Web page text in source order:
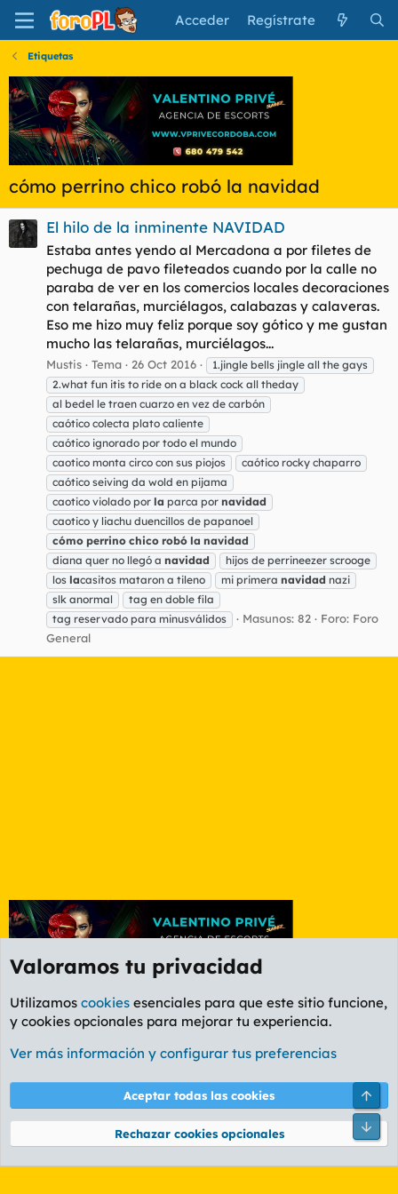
Acceder Regístrate
Etiquetas
cómo perrino chico robó la navidad
El hilo de la inminente NAVIDAD
Estaba antes yendo al Mercadona a por filetes de
pechuga de pavo fileteados cuando por la calle no
paraba de ver en los comercios locales decoraciones
con telarañas, murciélagos, calabazas y calaveras.
Eso me hizo muy feliz porque soy gótico y me gustan
mucho las telarañas, murciélagos...
Mustis Tema 26 Oct 2016
1.jingle bells jingle all the gays
2.what fun itis to ride on a black cock all theday
al bedel le traen cuarzo en vez de carbón
caótico colecta plato caliente
caótico ignorado por todo el mundo
caotico monta circo con sus piojos
caótico rocky chaparro
caótico seiving da wold en pijama
caotico violado por la parca por navidad
caotico y liachu duencillos de papanoel
cómo perrino chico robó la navidad
diana quer no llegó a navidad
hijos de perrineezer scrooge
los lacasitos mataron a tileno mi primera navidad nazi
slk anormal
tag en doble fila
tag reservado para minusválidos
Masunos: 82 Foro: Foro
General
Etiquetas
Cookies
PL OLDSTYLE AMARILLO
Términos y reglas Política de privacidad Ayuda
Community platform by XenForo® © 2010-2026 XenForo Ltd.
Valoramos tu privacidad
Utilizamos cookies esenciales para que este sitio funcione,
y cookies opcionales para mejorar tu experiencia.
Ver más información y configurar tus preferencias
Aceptar todas las cookies
Rechazar cookies opcionales
Pie